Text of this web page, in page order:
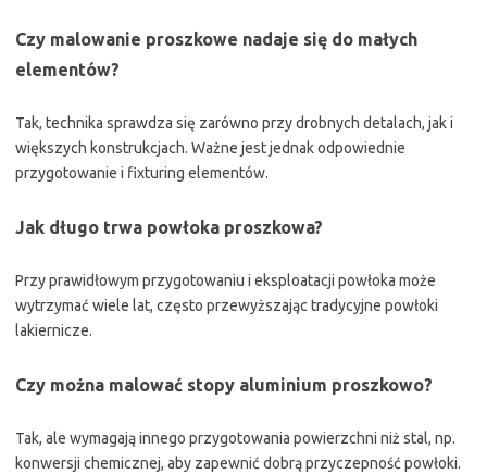
Czy malowanie proszkowe nadaje się do małych
elementów?
Tak, technika sprawdza się zarówno przy drobnych detalach, jak i
większych konstrukcjach. Ważne jest jednak odpowiednie
przygotowanie i fixturing elementów.
Jak długo trwa powłoka proszkowa?
Przy prawidłowym przygotowaniu i eksploatacji powłoka może
wytrzymać wiele lat, często przewyższając tradycyjne powłoki
lakiernicze.
Czy można malować stopy aluminium proszkowo?
Tak, ale wymagają innego przygotowania powierzchni niż stal, np.
konwersji chemicznej, aby zapewnić dobrą przyczepność powłoki.